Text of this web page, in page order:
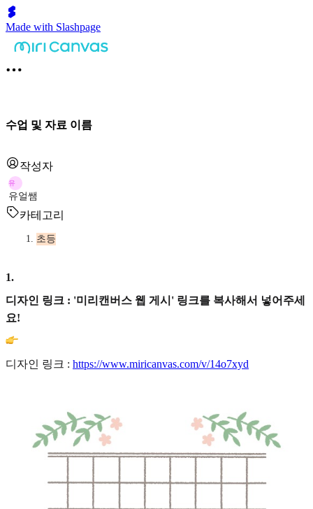
Made with Slashpage
수업 및 자료 이름
작성자
유
유얼쌤
카테고리
초등
1.
디자인 링크 : '미리캔버스 웹 게시' 링크를 복사해서 넣어주세
요!
디자인 링크 : https://www.miricanvas.com/v/14o7xyd